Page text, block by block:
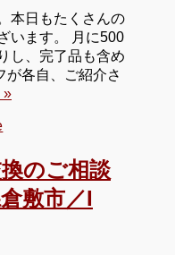
本日もたくさんの
います。 月に500
し、完了品も含め
が各自、ご紹介さ
»
のご相談
敷市／I